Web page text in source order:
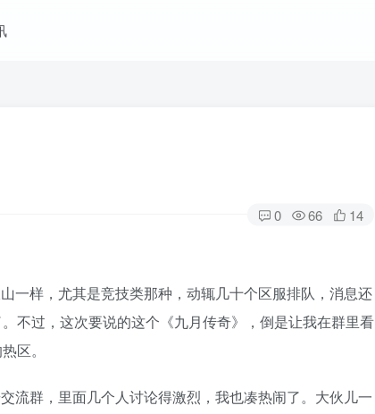
0 66 14
一样，尤其是竞技类那种，动辄几十个区服排队，消息还
不过，这次要说的这个《九月传奇》，倒是让我在群里看
区。
流群，里面几个人讨论得激烈，我也凑热闹了。大伙儿一